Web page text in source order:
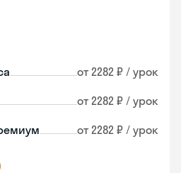
от 2282 ₽ / урок
от 2282 ₽ / урок
от 2282 ₽ / урок